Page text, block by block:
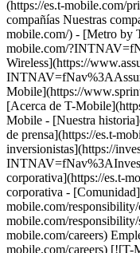
(https://es.t-mobile.com/
compañías Nuestras
mobile.com/) - [Metro by
mobile.com/
Wireless](https://
Mobile](https://
[Acerca de T-
Mobile - [Nuestra
de prensa](https://es.t-
inversionistas](https://
corporativa](https://es.t-
corporativa -
mobile.com/
mobile.com/
mobile.com/careers)
mobile.com/careers) [![T-